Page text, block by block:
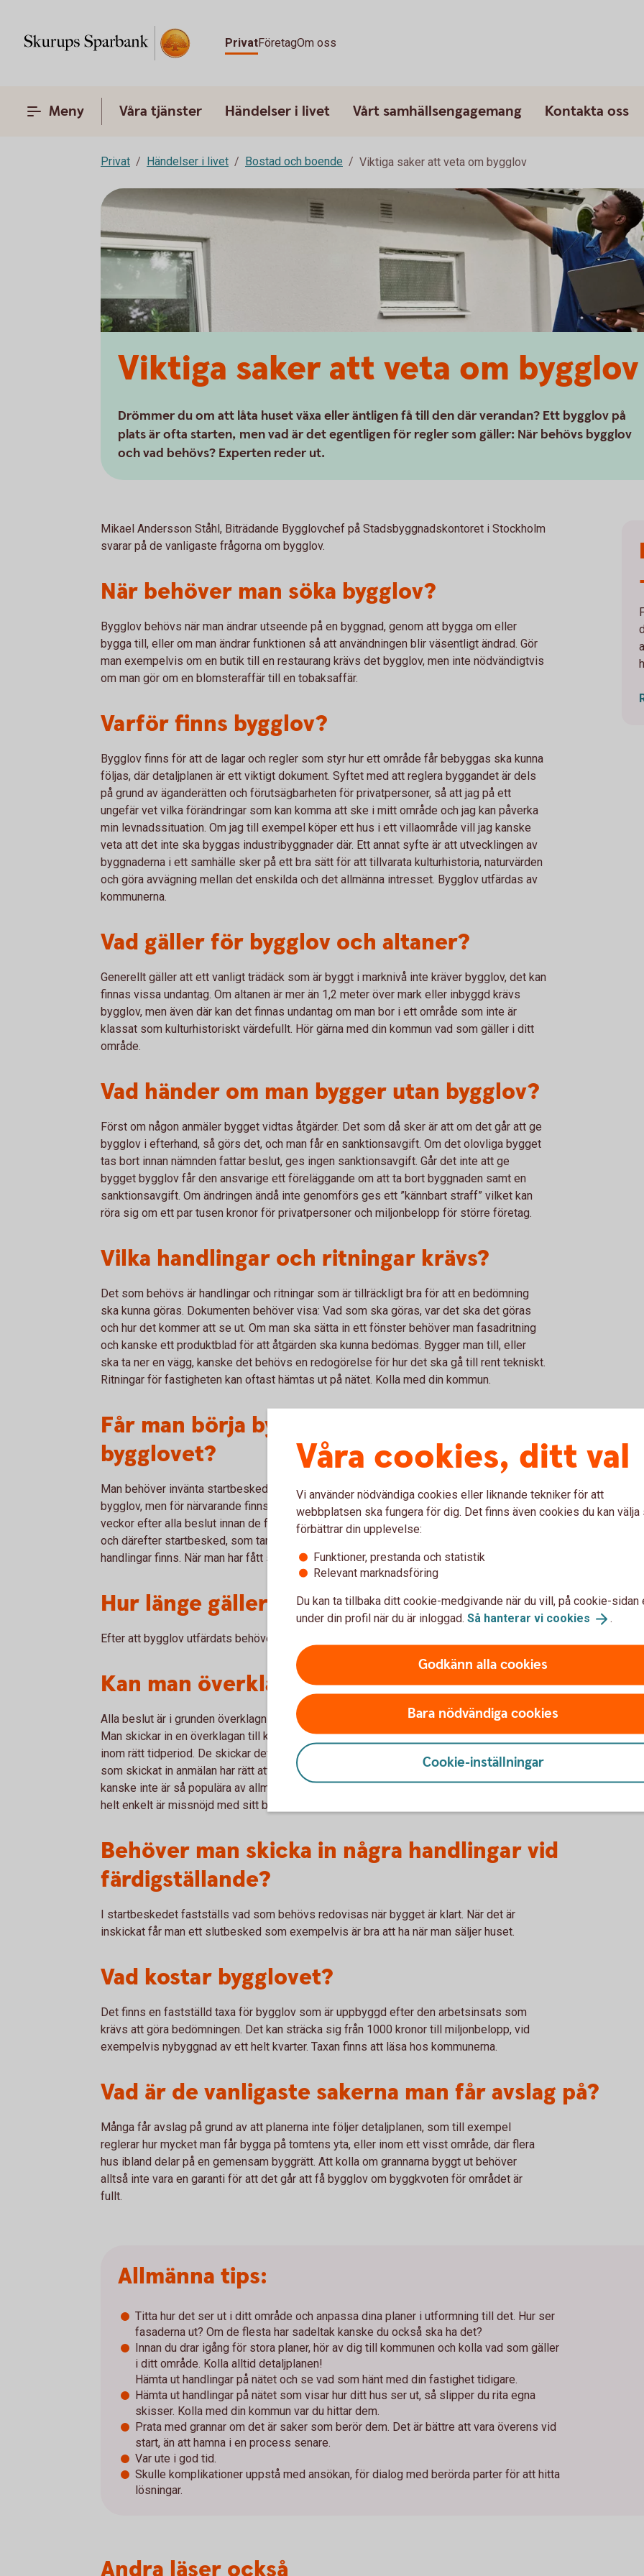
PrivatFöretagOm oss
Meny Våra tjänster Händelser i livet Vårt samhällsengagemang Kontakta oss
Privat Händelser i livet Bostad och boende Viktiga saker att veta om bygglov
Viktiga saker att veta om bygglov
Drömmer du om att låta huset växa eller äntligen få till den där verandan? Ett bygglov på
plats är ofta starten, men vad är det egentligen för regler som gäller: När behövs bygglov
och vad behövs? Experten reder ut.
Mikael Andersson Ståhl, Biträdande Bygglovchef på Stadsbyggnadskontoret i Stockholm
svarar på de vanligaste frågorna om bygglov.
När behöver man söka bygglov?
Bygglov behövs när man ändrar utseende på en byggnad, genom att bygga om eller
bygga till, eller om man ändrar funktionen så att användningen blir väsentligt ändrad. Gör
man exempelvis om en butik till en restaurang krävs det bygglov, men inte nödvändigtvis
om man gör om en blomsteraffär till en tobaksaffär.
Varför finns bygglov?
Bygglov finns för att de lagar och regler som styr hur ett område får bebyggas ska kunna
följas, där detaljplanen är ett viktigt dokument. Syftet med att reglera byggandet är dels
på grund av äganderätten och förutsägbarheten för privatpersoner, så att jag på ett
ungefär vet vilka förändringar som kan komma att ske i mitt område och jag kan påverka
min levnadssituation. Om jag till exempel köper ett hus i ett villaområde vill jag kanske
veta att det inte ska byggas industribyggnader där. Ett annat syfte är att utvecklingen av
byggnaderna i ett samhälle sker på ett bra sätt för att tillvarata kulturhistoria, naturvärden
och göra avvägning mellan det enskilda och det allmänna intresset. Bygglov utfärdas av
kommunerna.
Vad gäller för bygglov och altaner?
Generellt gäller att ett vanligt trädäck som är byggt i marknivå inte kräver bygglov, det kan
finnas vissa undantag. Om altanen är mer än 1,2 meter över mark eller inbyggd krävs
bygglov, men även där kan det finnas undantag om man bor i ett område som inte är
klassat som kulturhistoriskt värdefullt. Hör gärna med din kommun vad som gäller i ditt
område.
Vad händer om man bygger utan bygglov?
Först om någon anmäler bygget vidtas åtgärder. Det som då sker är att om det går att ge
bygglov i efterhand, så görs det, och man får en sanktionsavgift. Om det olovliga bygget
tas bort innan nämnden fattar beslut, ges ingen sanktionsavgift. Går det inte att ge
bygget bygglov får den ansvarige ett föreläggande om att ta bort byggnaden samt en
sanktionsavgift. Om ändringen ändå inte genomförs ges ett ”kännbart straff” vilket kan
röra sig om ett par tusen kronor för privatpersoner och miljonbelopp för större företag.
Vilka handlingar och ritningar krävs?
Det som behövs är handlingar och ritningar som är tillräckligt bra för att en bedömning
ska kunna göras. Dokumenten behöver visa: Vad som ska göras, var det ska det göras
och hur det kommer att se ut. Om man ska sätta in ett fönster behöver man fasadritning
och kanske ett produktblad för att åtgärden ska kunna bedömas. Bygger man till, eller
ska ta ner en vägg, kanske det behövs en redogörelse för hur det ska gå till rent tekniskt.
Ritningar för fastigheten kan oftast hämtas ut på nätet. Kolla med din kommun.
Får man börja bygga direkt när man fått
bygglovet?
Man behöver invänta startbesked. I enklare ärenden brukar man få det när man får sitt
bygglov, men för närvarande finns en svensk lag som säger att det behöver gå fyra
veckor efter alla beslut innan de får verkställas. I större projekt söker man först bygglov
och därefter startbesked, som tar ungefär fyra veckor att få under förutsättning att alla
handlingar finns. När man har fått startbeskedet är det bara att börja bygga.
Hur länge gäller bygglovet?
Efter att bygglov utfärdats behöver det påbörjas inom två år och avslutas inom fem år.
Kan man överklaga ett bygglovsbeslut?
Alla beslut är i grunden överklagningsbara, sen måste det göras inom en viss tidsperiod.
Man skickar in en överklagan till kommunen som kontrollerar att överklagan kommit in
inom rätt tidperiod. De skickar det i så fall vidare till länsstyrelsen som prövar om den
som skickat in anmälan har rätt att överklaga. Överklaganden rör oftast projekt som
kanske inte är så populära av allmänheten, eller från grannar i villaområden, eller att man
helt enkelt är missnöjd med sitt bygglovsbeslut.
Behöver man skicka in några handlingar vid
färdigställande?
I startbeskedet fastställs vad som behövs redovisas när bygget är klart. När det är
inskickat får man ett slutbesked som exempelvis är bra att ha när man säljer huset.
Vad kostar bygglovet?
Det finns en fastställd taxa för bygglov som är uppbyggd efter den arbetsinsats som
krävs att göra bedömningen. Det kan sträcka sig från 1000 kronor till miljonbelopp, vid
exempelvis nybyggnad av ett helt kvarter. Taxan finns att läsa hos kommunerna.
Vad är de vanligaste sakerna man får avslag på?
Många får avslag på grund av att planerna inte följer detaljplanen, som till exempel
reglerar hur mycket man får bygga på tomtens yta, eller inom ett visst område, där flera
hus ibland delar på en gemensam byggrätt. Att kolla om grannarna byggt ut behöver
alltså inte vara en garanti för att det går att få bygglov om byggkvoten för området är
fullt.
Allmänna tips:
Titta hur det ser ut i ditt område och anpassa dina planer i utformning till det. Hur ser
fasaderna ut? Om de flesta har sadeltak kanske du också ska ha det?
Innan du drar igång för stora planer, hör av dig till kommunen och kolla vad som gäller
i ditt område. Kolla alltid detaljplanen!
Hämta ut handlingar på nätet och se vad som hänt med din fastighet tidigare.
Hämta ut handlingar på nätet som visar hur ditt hus ser ut, så slipper du rita egna
skisser. Kolla med din kommun var du hittar dem.
Prata med grannar om det är saker som berör dem. Det är bättre att vara överens vid
start, än att hamna i en process senare.
Var ute i god tid.
Skulle komplikationer uppstå med ansökan, för dialog med berörda parter för att hitta
lösningar.
Våra cookies, ditt val
Vi använder nödvändiga cookies eller liknande tekniker för att
webbplatsen ska fungera för dig. Det finns även cookies du kan välja
förbättrar din upplevelse:
Funktioner, prestanda och statistik
Relevant marknadsföring
Du kan ta tillbaka ditt cookie-medgivande när du vill, på cookie-sidan
under din profil när du är inloggad. Så hanterar vi cookies .
Godkänn alla cookies
Bara nödvändiga cookies
Cookie-inställningar